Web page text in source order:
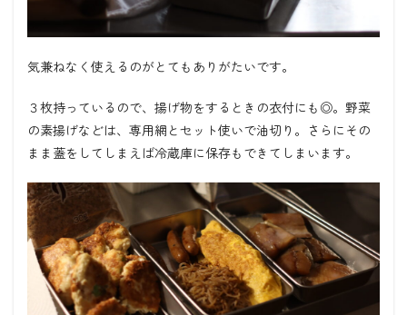
気兼ねなく使えるのがとてもありがたいです。
３枚持っているので、揚げ物をするときの衣付にも◎。野菜
の素揚げなどは、専用網とセット使いで油切り。さらにその
まま蓋をしてしまえば冷蔵庫に保存もできてしまいます。